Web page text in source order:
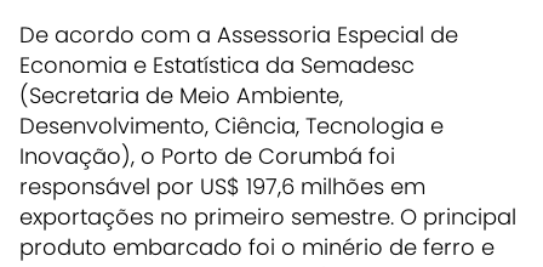
De acordo com a Assessoria Especial de
Economia e Estatística da Semadesc
(Secretaria de Meio Ambiente,
Desenvolvimento, Ciência, Tecnologia e
Inovação), o Porto de Corumbá foi
responsável por US$ 197,6 milhões em
exportações no primeiro semestre. O principal
produto embarcado foi o minério de ferro e